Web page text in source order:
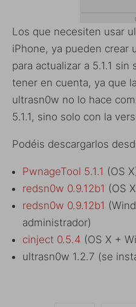
Los que necesiten usar
iPhone, ya pueden crear
para actualizar a 5.1.1
tener en cuenta, ya que
ultrasn0w no lo hace
5.1.1, sino solo con la
Podéis descargarlos
PwnageTool 5.1.1 (OS
redsn0w 0.9.12b1 (OS
redsn0w 0.9.12b1
administrador)
cinject 0.5.4 (OS X +
ultrasn0w 1.2.7 (se